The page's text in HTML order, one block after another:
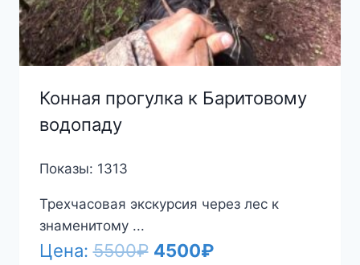
Конная прогулка к Баритовому
водопаду
Показы: 1313
Трехчасовая экскурсия через лес к
знаменитому ...
Цена:5500₽ Первоначальная
4500₽Текущая